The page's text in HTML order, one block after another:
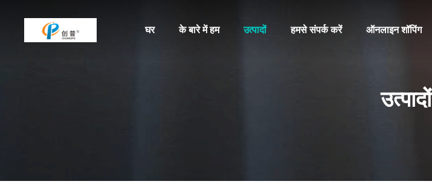
घर के बारे में हम उत्पादों हमसे संपर्क करें ऑनलाइन शॉपिंग
उत्पादों